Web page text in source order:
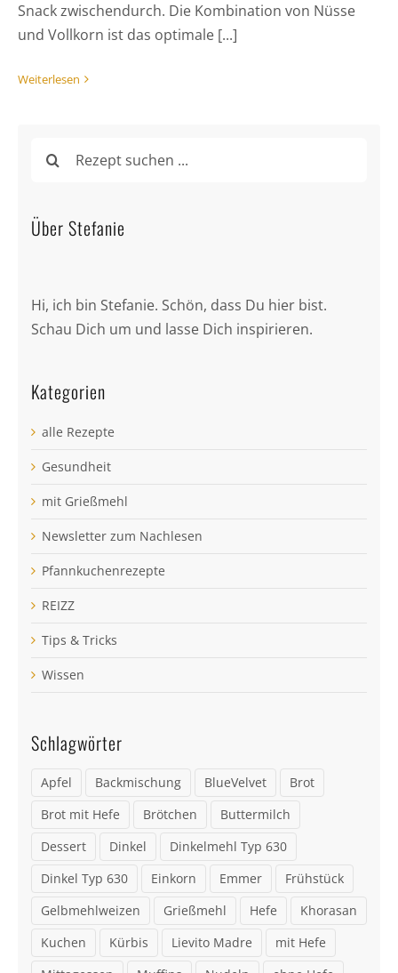
Snack zwischendurch. Die Kombination von Nüsse
und Vollkorn ist das optimale [...]
Weiterlesen
nach:
Über Stefanie
Hi, ich bin Stefanie. Schön, dass Du hier bist.
Schau Dich um und lasse Dich inspirieren.
Kategorien
alle Rezepte
Gesundheit
mit Grießmehl
Newsletter zum Nachlesen
Pfannkuchenrezepte
REIZZ
Tips & Tricks
Wissen
Schlagwörter
Apfel Backmischung BlueVelvet
Brot
Brot mit Hefe
Brötchen
Buttermilch
Dessert
Dinkel
Dinkelmehl Typ 630
Dinkel Typ 630
Einkorn Emmer
Frühstück
Gelbmehlweizen
Grießmehl Hefe
Khorasan
Kuchen
Kürbis Lievito Madre
mit Hefe